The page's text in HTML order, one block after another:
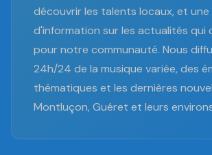
découvrir les talents locaux, et
d'information sur les actualités qui
pour notre communauté. Nous
24h/24 de la musique variée, des
thématiques et les dernières
Montluçon, Guéret et leurs